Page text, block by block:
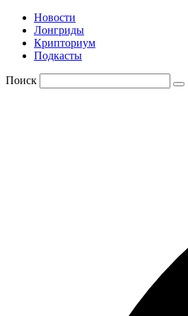
Новости
Лонгриды
Крипториум
Подкасты
Поиск